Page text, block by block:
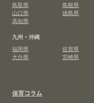
鳥取県
島根県
山口県
徳島県
高知県
九州・沖縄
福岡県
佐賀県
大分県
宮崎県
保育コラム